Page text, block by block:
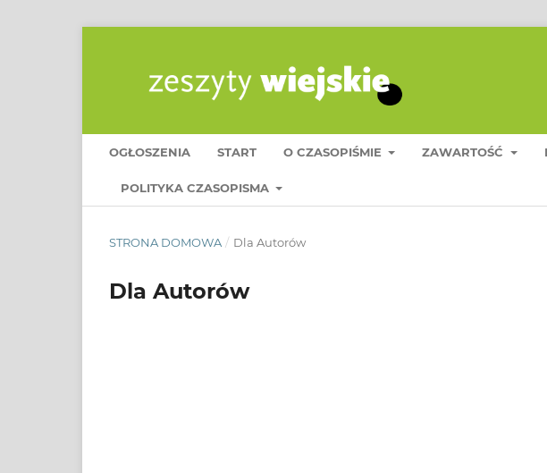
OGŁOSZENIA START O CZASOPIŚMIE ZAWARTOŚĆ
POLITYKA CZASOPISMA
STRONA DOMOWA / Dla Autorów
Dla Autorów